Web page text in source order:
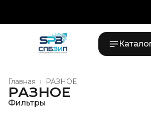
РАЗНОЕ
Главная ›
РАЗНОЕ
Фильтры